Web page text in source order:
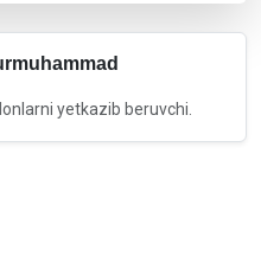
yetkazib beruvchi.